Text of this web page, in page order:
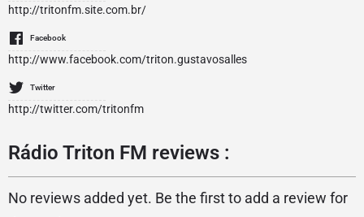
http://tritonfm.site.com.br/
Facebook
http://www.facebook.com/triton.gustavosalles
Twitter
http://twitter.com/tritonfm
Rádio Triton FM reviews :
No reviews added yet. Be the first to add a review for